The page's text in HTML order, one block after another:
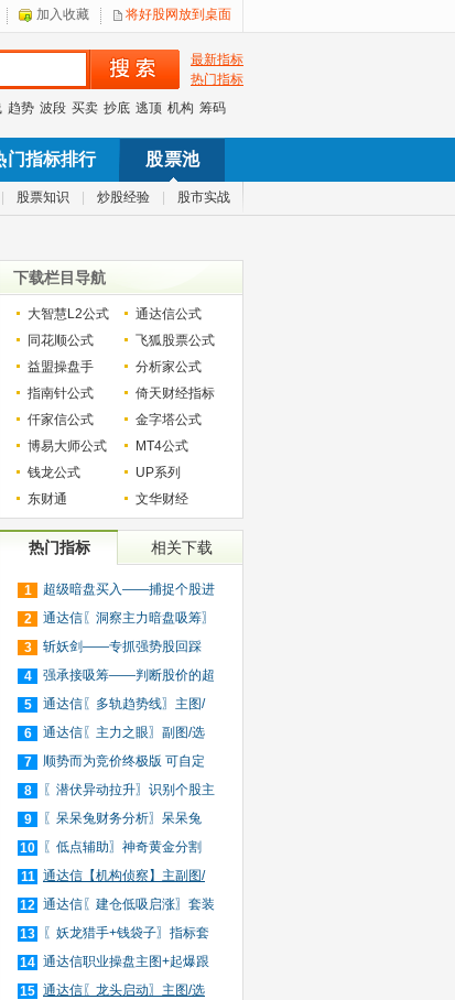
加入收藏 将好股网放到桌面
最新指标
热门指标
趋势 波段 买卖 抄底 逃顶 机构 筹码
门指标排行 股票池
股票知识 炒股经验 股市实战
下载栏目导航
大智慧L2公式
通达信公式
同花顺公式
飞狐股票公式
益盟操盘手
分析家公式
指南针公式
倚天财经指标
仟家信公式
金字塔公式
博易大师公式
MT4公式
钱龙公式
UP系列
东财通
文华财经
热门指标 相关下载
1
超级暗盘买入——捕捉个股进
入
2
通达信〖洞察主力暗盘吸筹〗
捕
3
斩妖剑——专抓强势股回踩
20日
4
强承接吸筹——判断股价的超
买
5
通达信〖多轨趋势线〗主图/
选
6
通达信〖主力之眼〗副图/选
股
7
顺势而为竞价终极版 可自定
义
8
〖潜伏异动拉升〗识别个股主
力
9
〖呆呆兔财务分析〗呆呆兔
F10
10
〖低点辅助〗神奇黄金分割
+趋
11 通达信【机构侦察】主副图/
选
12 通达信〖建仓低吸启涨〗套装
指
13
〖妖龙猎手+钱袋子〗指标套
装
14 通达信职业操盘主图+起爆跟
庄
15 通达信〖龙头启动〗主图/选